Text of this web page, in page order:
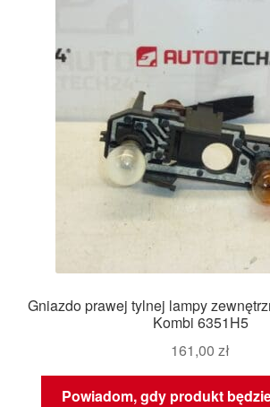
Gniazdo prawej tylnej lampy
Kombi 6351H5
161,00 zł
Powiadom, gdy produkt